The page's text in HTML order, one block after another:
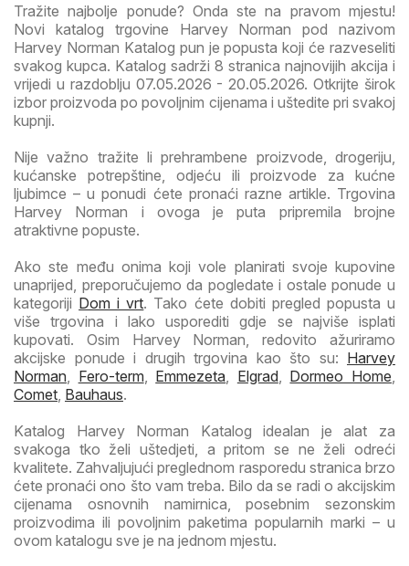
Tražite najbolje ponude? Onda ste na pravom mjestu!
Novi katalog trgovine Harvey Norman pod nazivom
Harvey Norman Katalog pun je popusta koji će razveseliti
svakog kupca. Katalog sadrži 8 stranica najnovijih akcija i
vrijedi u razdoblju 07.05.2026 - 20.05.2026. Otkrijte širok
izbor proizvoda po povoljnim cijenama i uštedite pri svakoj
kupnji.
Nije važno tražite li prehrambene proizvode, drogeriju,
kućanske potrepštine, odjeću ili proizvode za kućne
ljubimce – u ponudi ćete pronaći razne artikle. Trgovina
Harvey Norman i ovoga je puta pripremila brojne
atraktivne popuste.
Ako ste među onima koji vole planirati svoje kupovine
unaprijed, preporučujemo da pogledate i ostale ponude u
kategoriji Dom i vrt. Tako ćete dobiti pregled popusta u
više trgovina i lako usporediti gdje se najviše isplati
kupovati. Osim Harvey Norman, redovito ažuriramo
akcijske ponude i drugih trgovina kao što su: Harvey
Norman
Fero-term, Emmezeta Elgrad, Dormeo Home
Comet Bauhaus.
Katalog Harvey Norman Katalog idealan je alat za
svakoga tko želi uštedjeti, a pritom se ne želi odreći
kvalitete. Zahvaljujući preglednom rasporedu stranica brzo
ćete pronaći ono što vam treba. Bilo da se radi o akcijskim
cijenama osnovnih namirnica, posebnim sezonskim
proizvodima ili povoljnim paketima popularnih marki – u
ovom katalogu sve je na jednom mjestu.